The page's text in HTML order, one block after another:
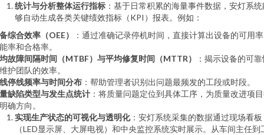
统计与分析整体运行指标 ：基于日常积累的海量事件数据，安灯系
够自动生成各类关键绩效指标（KPI）报表。例如：
综合效率（OEE）
：通过准确记录停机时间，直接计算出设备的可用
率和合格率。
故障间隔时间（MTBF）与平均修复时间（MTTR）
：揭示设备的可
护团队的效率。
停线频率与时间分布 ：帮助管理者识别出问题最频发的工段或时段。
缺陷类型与发生点统计 ：将质量问题定位到具体工序，为质量改进项
确方向。
实现生产状态的可视化与透明化：安灯系统采集的数据通过现场看板
（LED显示屏、大屏电视）和中央监控系统实时展示。从车间主任到